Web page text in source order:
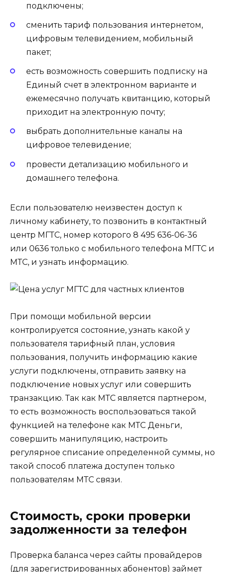
подключены;
сменить тариф пользования интернетом,
цифровым телевидением, мобильный
пакет;
есть возможность совершить подписку на
Единый счет в электронном варианте и
ежемесячно получать квитанцию, который
приходит на электронную почту;
выбрать дополнительные каналы на
цифровое телевидение;
провести детализацию мобильного и
домашнего телефона.
Если пользователю неизвестен доступ к
личному кабинету, то позвонить в контактный
центр МГТС, номер которого 8 495 636-06-36
или 0636 только c мобильного телефона МГТС и
МТС, и узнать информацию.
При помощи мобильной версии
контролируется состояние, узнать какой у
пользователя тарифный план, условия
пользования, получить информацию какие
услуги подключены, отправить заявку на
подключение новых услуг или совершить
транзакцию. Так как МТС является партнером,
то есть возможность воспользоваться такой
функцией на телефоне как МТС Деньги,
совершить манипуляцию, настроить
регулярное списание определенной суммы, но
такой способ платежа доступен только
пользователям МТС связи.
Стоимость, сроки проверки
задолженности за телефон
Проверка баланса через сайты провайдеров
(для зарегистрированных абонентов) займет